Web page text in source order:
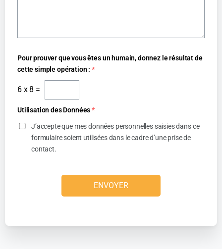
Pour prouver que vous êtes un humain, donnez le résultat de
cette simple opération : *
6 x 8 =
Utilisation des Données*
J’accepte que mes données personnelles saisies dans ce
formulaire soient utilisées dans le cadre d’une prise de
contact.
ENVOYER